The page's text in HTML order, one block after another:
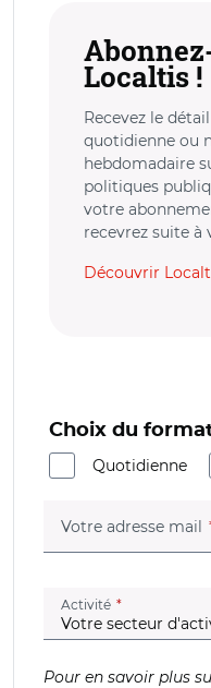
Localtis !
Recevez le
quotidienne ou
hebdomadaire
politiques
votre
recevrez suite
Découvrir
Choix du
Quotidienne
Votre adresse mail
Activité (champ
Pour en savoir plus